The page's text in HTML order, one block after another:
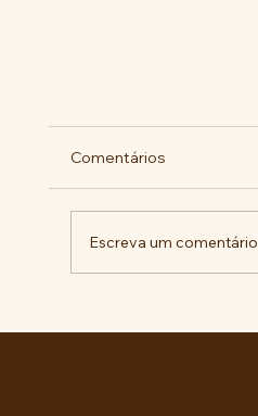
Comentários
Escreva um comentário